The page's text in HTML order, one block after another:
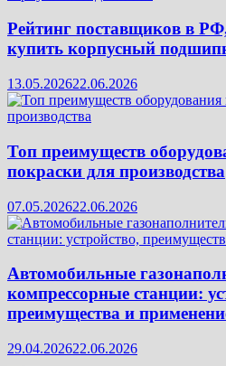
Рейтинг поставщиков в
купить корпусный
13.05.202622.06.2026
Топ преимуществ
покраски для производства
07.05.202622.06.2026
Автомобильные
компрессорные станции:
преимущества и
29.04.202622.06.2026